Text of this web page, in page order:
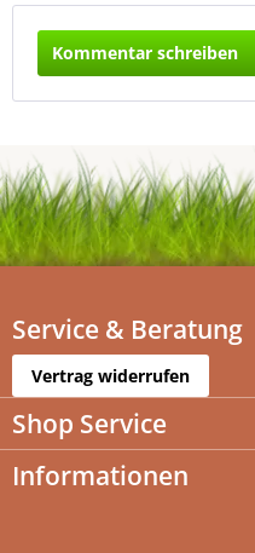
Kommentar schreiben
Service & Beratung
Vertrag widerrufen
Shop Service
Informationen